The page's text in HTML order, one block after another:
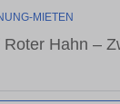
MIETEN
Hahn –